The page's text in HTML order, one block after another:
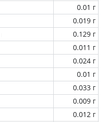
0.01 г
0.019 г
0.129 г
0.011 г
0.024 г
0.01 г
0.033 г
0.009 г
0.012 г